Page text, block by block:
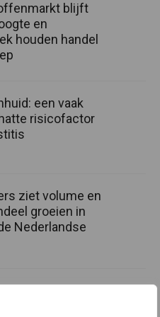
blijft
en
houden handel
een vaak
risicofactor
ziet volume en
groeien in
Nederlandse